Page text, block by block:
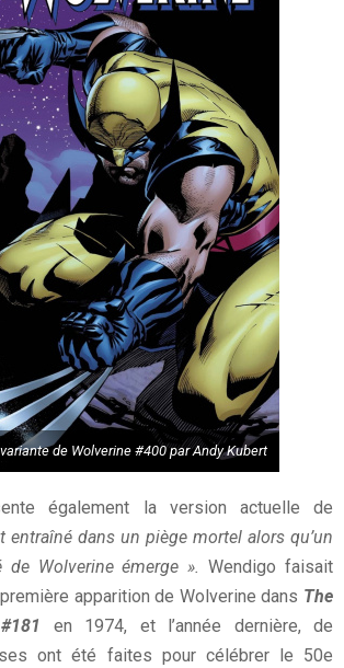
de Wolverine #400 par Andy Kubert
également la version actuelle de
entraîné dans un piège mortel alors qu’un
Wolverine émerge ». Wendigo faisait
apparition de Wolverine dans The
en 1974, et l’année dernière, de
ont été faites pour célébrer le 50e